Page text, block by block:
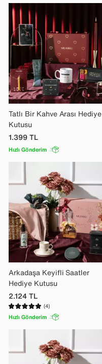
Tatlı Bir Kahve Arası Hediye
Kutusu
1.399TL
Hızlı Gönderim
Arkadaşa Keyifli Saatler
Hediye Kutusu
2.124TL
(4)
Hızlı Gönderim